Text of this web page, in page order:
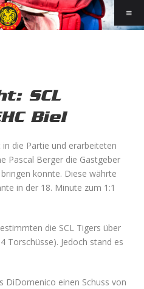
SCL
Biel
die Partie und erarbeiteten
Pascal Berger die Gastgeber
konnte. Diese währte
in der 18. Minute zum 1:1
die SCL Tigers über
Torschüsse). Jedoch stand es
DiDomenico einen Schuss von